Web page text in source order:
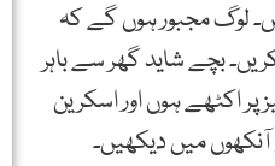
لوگ مجبور ہوں گے کہ
بچے شاید گھر سے باہر
پر اکٹھے ہوں اور اسکرین
میں دیکھیں۔